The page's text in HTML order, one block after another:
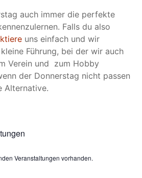
auch immer die perfekte
Falls du also
uns einfach und wir
Führung, bei der wir auch
Verein und zum Hobby
der Donnerstag nicht passen
Alternative.
Veranstaltungen vorhanden.